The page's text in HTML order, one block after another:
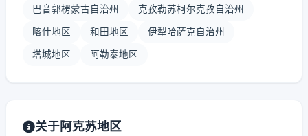
巴音郭楞蒙古自治州 克孜勒苏柯尔克孜自治州
喀什地区 和田地区 伊犁哈萨克自治州
塔城地区 阿勒泰地区
关于阿克苏地区